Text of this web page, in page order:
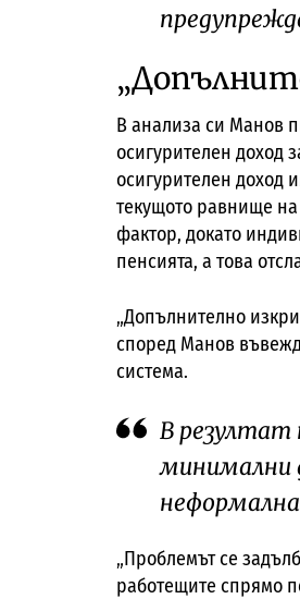
В анализа си Манов
осигурителен доход
осигурителен доход
текущото равнище
фактор, докато
пенсията, а това
„Допълнително
според Манов
система.
В резултат
минимални
„Проблемът се
работещите спрямо